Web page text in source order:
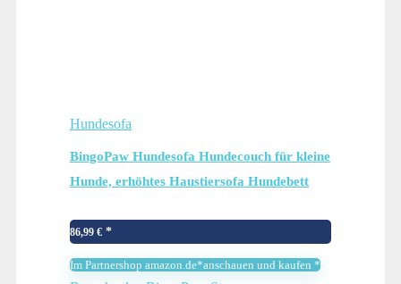
Hundesofa
BingoPaw Hundesofa Hundecouch für kleine
Hunde, erhöhtes Haustiersofa Hundebett
Katzen, 61.5×32.8cm weiß
86,99 €
Im Partnershop amazon.de*anschauen und kaufen *